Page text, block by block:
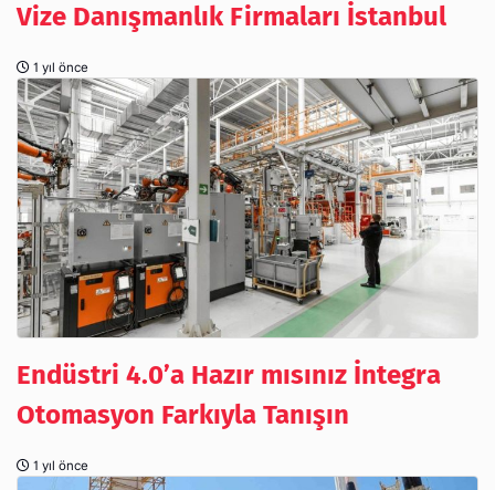
Vize Danışmanlık Firmaları İstanbul
1 yıl önce
Endüstri 4.0’a Hazır mısınız İntegra
Otomasyon Farkıyla Tanışın
1 yıl önce